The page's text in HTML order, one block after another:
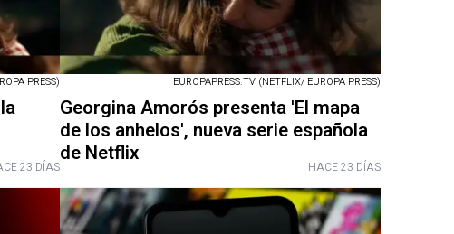
PRESS)
23 DÍAS
EUROPAPRESS.TV (NETFLIX/ EUROPA PRESS)
Georgina Amorós presenta 'El mapa
de los anhelos', nueva serie española
de Netflix
HACE 23 DÍAS